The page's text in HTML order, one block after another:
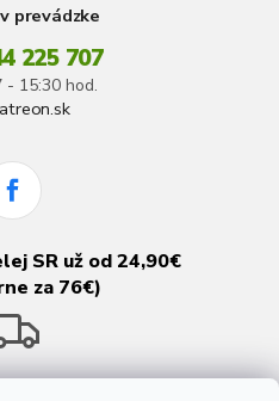
prevádzke
225 707
- 15:30 hod.
SR už od 24,90€
za 76€)